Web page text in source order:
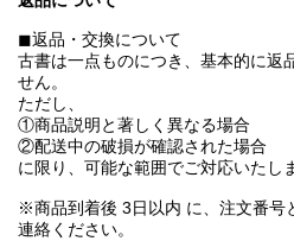
◼︎返品・交換について
古書は一点ものにつき、基本的に返
せん。
ただし、
①商品説明と著しく異なる場合
②配送中の破損が確認された場合
に限り、可能な範囲でご対応いたし
※商品到着後 3日以内 に、注文番号
連絡ください。